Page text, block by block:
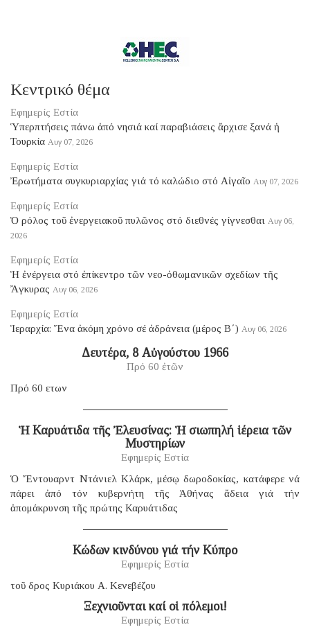
Κεντρικό θέμα
Εφημερίς Εστία
Ὑπερπτήσεις πάνω ἀπό νησιά καί παραβιάσεις ἄρχισε ξανά ἡ
Τουρκία Αυγ 07, 2026
Εφημερίς Εστία
Ἐρωτήματα συγκυριαρχίας γιά τό καλώδιο στό Αἰγαῖο Αυγ 07, 2026
Εφημερίς Εστία
Ὁ ρόλος τοῦ ἐνεργειακοῦ πυλῶνος στό διεθνές γίγνεσθαι Αυγ 06,
2026
Εφημερίς Εστία
Ἡ ἐνέργεια στό ἐπίκεντρο τῶν νεο-ὀθωμανικῶν σχεδίων τῆς
Ἄγκυρας Αυγ 06, 2026
Εφημερίς Εστία
Ἱεραρχία: Ἕνα ἀκόμη χρόνο σέ ἀδράνεια (μέρος B΄) Αυγ 06, 2026
Δευτέρα, 8 Αὐγούστου 1966
Πρό 60 ἐτῶν
Πρό 60 ετων
Ἡ Καρυάτιδα τῆς Ἐλευσίνας: Ἡ σιωπηλή ἱέρεια τῶν
Μυστηρίων
Εφημερίς Εστία
Ὁ Ἔντουαρντ Ντάνιελ Κλάρκ, μέσῳ δωροδοκίας, κατάφερε νά
πάρει ἀπό τόν κυβερνήτη τῆς Ἀθήνας ἄδεια γιά τήν
ἀπομάκρυνση τῆς πρώτης Καρυάτιδας
Κώδων κινδύνου γιά τήν Κύπρο
Εφημερίς Εστία
τοῦ δρος Κυριάκου Α. Κενεβέζου
Ξεχνιοῦνται καί οἱ πόλεμοι!
Εφημερίς Εστία